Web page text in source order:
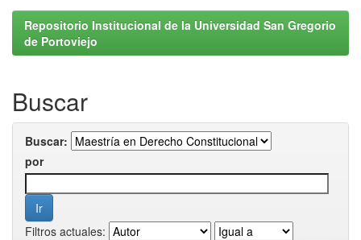
Repositorio Institucional de la Universidad San Gregorio
de Portoviejo
Buscar
Buscar:
por
Filtros actuales: